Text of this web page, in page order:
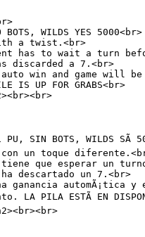
WILDS YES 5000<br>
a twist.<br>
has to wait a turn
discarded a 7.<br>
win and game will be
UP FOR GRABS<br>
SIN BOTS, WILDS SÃ
con un toque
que esperar un
descartado un 7.<br>
automÃ¡tica
PILA ESTÃ EN